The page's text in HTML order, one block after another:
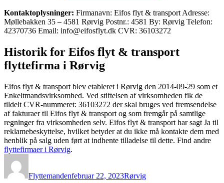
Kontaktoplysninger: Firmanavn: Eifos flyt & transport Adresse:
Møllebakken 35 – 4581 Rørvig Postnr.: 4581 By: Rørvig Telefon:
42370736 Email: info@eifosflyt.dk CVR: 36103272
Historik for Eifos flyt & transport
flyttefirma i Rørvig
Eifos flyt & transport blev etableret i Rørvig den 2014-09-29 som et
Enkeltmandsvirksomhed. Ved stiftelsen af virksomheden fik de
tildelt CVR-nummeret: 36103272 der skal bruges ved fremsendelse
af fakturaer til Eifos flyt & transport og som fremgår på samtlige
regninger fra virksomheden selv. Eifos flyt & transport har sagt Ja til
reklamebeskyttelse, hvilket betyder at du ikke må kontakte dem med
henblik på salg uden ført at indhente tilladelse til dette. Find andre
flyttefirmaer i Rørvig.
Flyttemandenfebruar 22, 2023Rørvig